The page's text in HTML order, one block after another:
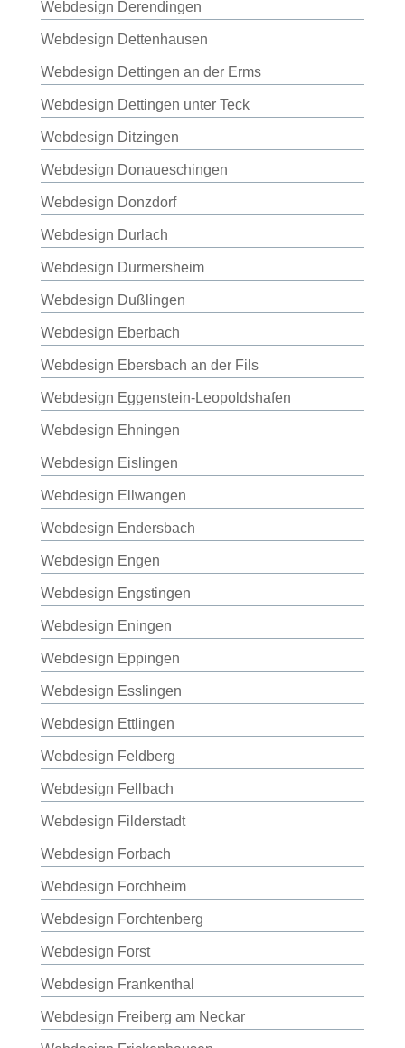
Webdesign Derendingen
Webdesign Dettenhausen
Webdesign Dettingen an der Erms
Webdesign Dettingen unter Teck
Webdesign Ditzingen
Webdesign Donaueschingen
Webdesign Donzdorf
Webdesign Durlach
Webdesign Durmersheim
Webdesign Dußlingen
Webdesign Eberbach
Webdesign Ebersbach an der Fils
Webdesign Eggenstein-Leopoldshafen
Webdesign Ehningen
Webdesign Eislingen
Webdesign Ellwangen
Webdesign Endersbach
Webdesign Engen
Webdesign Engstingen
Webdesign Eningen
Webdesign Eppingen
Webdesign Esslingen
Webdesign Ettlingen
Webdesign Feldberg
Webdesign Fellbach
Webdesign Filderstadt
Webdesign Forbach
Webdesign Forchheim
Webdesign Forchtenberg
Webdesign Forst
Webdesign Frankenthal
Webdesign Freiberg am Neckar